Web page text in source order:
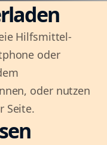
Hilfsmittel-
oder
oder nutzen
Seite.